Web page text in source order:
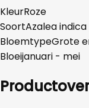
KleurRoze
SoortAzalea
BloemtypeGrote
Bloeijanuari - mei